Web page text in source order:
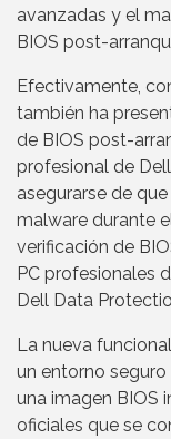
avanzadas y el
BIOS post-
Efectivamente,
también ha
de BIOS post-
profesional de
asegurarse de
malware durante
verificación de
PC profesionales
Dell Data
La nueva
un entorno
una imagen BIOS
oficiales que se